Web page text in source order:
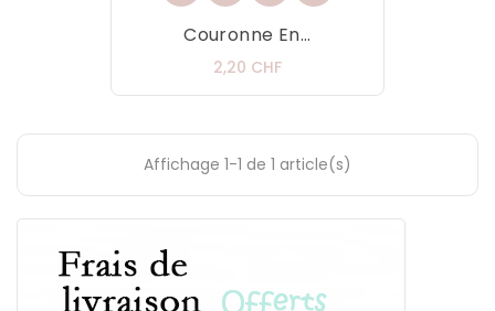
Couronne En...
2,20 CHFPrix
Affichage 1-1 de 1 article(s)